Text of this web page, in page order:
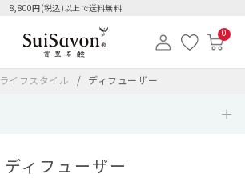
8,800円(税込)以上で送料無料
0
ライフスタイル ディフューザー
ディフューザー